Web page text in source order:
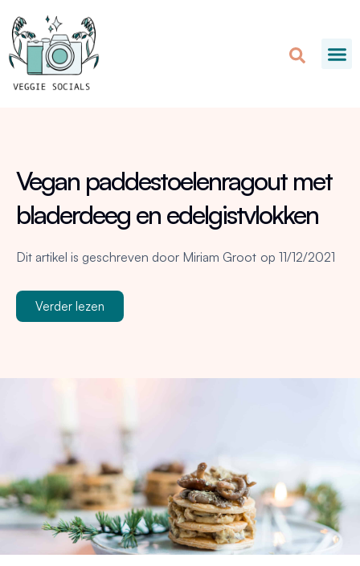
Vegan paddestoelenragout met
bladerdeeg en edelgistvlokken
Dit artikel is geschreven door Miriam Groot op 11/12/2021
Verder lezen